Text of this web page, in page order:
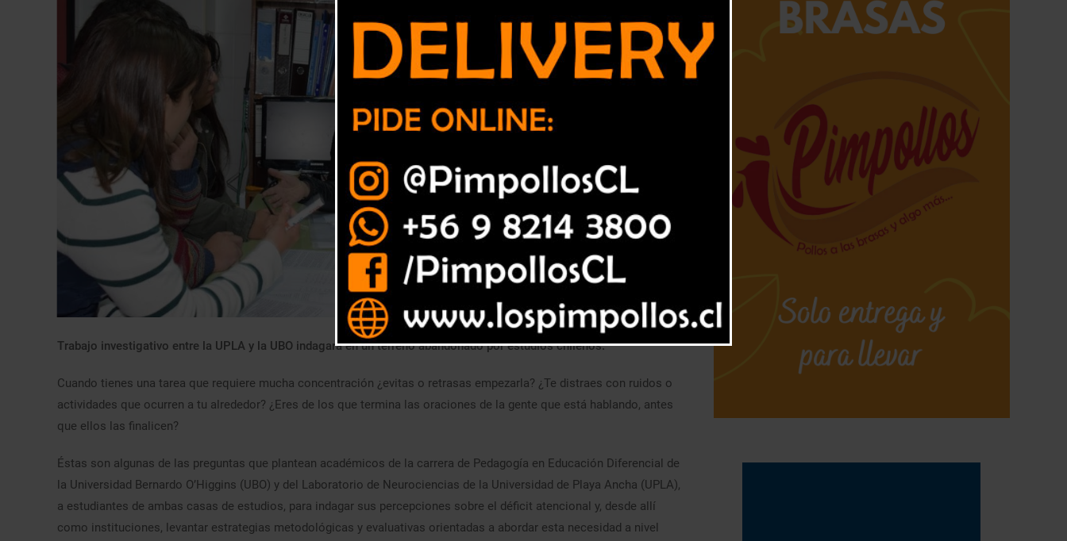
Trabajo investigativo entre la UPLA y la UBO indagará en un terreno abandonado por estudios chilenos.
Cuando tienes una tarea que requiere mucha concentración ¿evitas o retrasas empezarla? ¿Te distraes con ruidos o
actividades que ocurren a tu alrededor? ¿Eres de los que termina las oraciones de la gente que está hablando, antes
que ellos las finalicen?
Éstas son algunas de las preguntas que plantean académicos de la carrera de Pedagogía en Educación Diferencial de
la Universidad Bernardo O’Higgins (UBO) y del Laboratorio de Neurociencias de la Universidad de Playa Ancha (UPLA),
a estudiantes de ambas casas de estudios, para indagar sus percepciones sobre el déficit atencional y, desde allí
como instituciones, levantar estrategias metodológicas y evaluativas orientadas a abordar esta necesidad a nivel